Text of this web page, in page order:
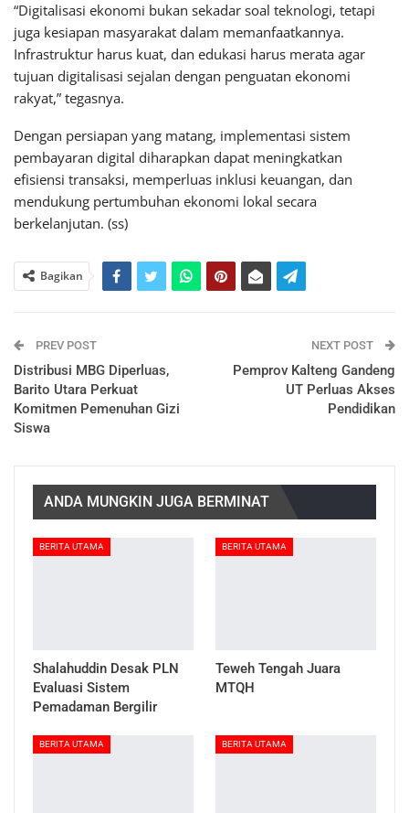
“Digitalisasi ekonomi bukan sekadar soal teknologi, tetapi
juga kesiapan masyarakat dalam memanfaatkannya.
Infrastruktur harus kuat, dan edukasi harus merata agar
tujuan digitalisasi sejalan dengan penguatan ekonomi
rakyat,” tegasnya.
Dengan persiapan yang matang, implementasi sistem
pembayaran digital diharapkan dapat meningkatkan
efisiensi transaksi, memperluas inklusi keuangan, dan
mendukung pertumbuhan ekonomi lokal secara
berkelanjutan. (ss)
Bagikan
PREV POST
Distribusi MBG Diperluas,
Barito Utara Perkuat
Komitmen Pemenuhan Gizi
Siswa
NEXT POST
Pemprov Kalteng Gandeng
UT Perluas Akses
Pendidikan
ANDA MUNGKIN JUGA BERMINAT
BERITA UTAMA
Shalahuddin Desak PLN
Evaluasi Sistem
Pemadaman Bergilir
BERITA UTAMA
Teweh Tengah Juara
MTQH
BERITA UTAMA BERITA UTAMA